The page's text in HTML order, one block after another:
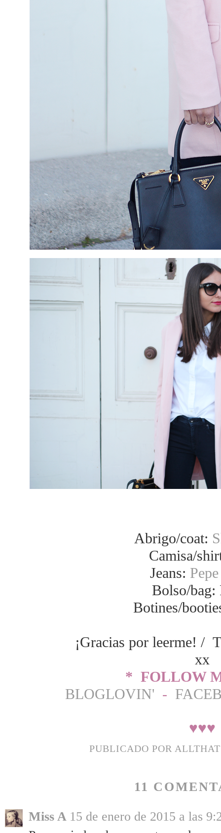
Abrigo/coat:
Camisa/
Jeans:
Bolso/bag:
Botines/
¡Gracias por leerme! /
xx
* FOLLOW
BLOGLOVIN' -
♥♥♥
PUBLICADO POR
11
Miss A 15 de enero de 2015 a las